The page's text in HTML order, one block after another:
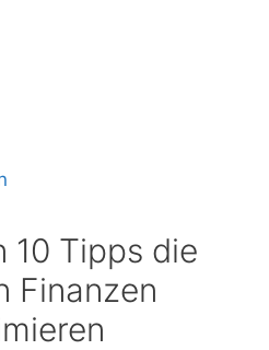
10 Tipps die
Finanzen